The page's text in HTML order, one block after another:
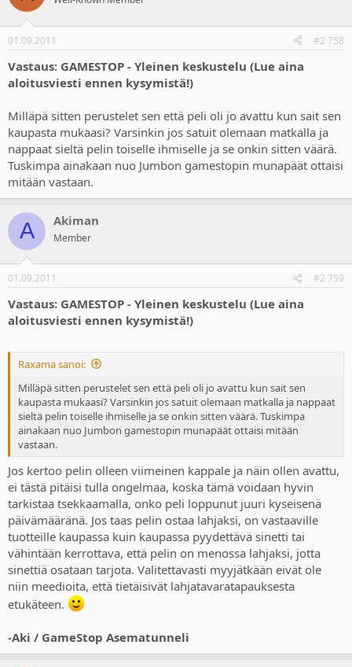
01.09.2011 #2 758
Vastaus: GAMESTOP - Yleinen keskustelu (Lue aina
aloitusviesti ennen kysymistä!)
Milläpä sitten perustelet sen että peli oli jo avattu kun sait sen
kaupasta mukaasi? Varsinkin jos satuit olemaan matkalla ja
nappaat sieltä pelin toiselle ihmiselle ja se onkin sitten väärä.
Tuskimpa ainakaan nuo Jumbon gamestopin munapäät ottaisi
mitään vastaan.
A Akiman
Member
01.09.2011 #2 759
Vastaus: GAMESTOP - Yleinen keskustelu (Lue aina
aloitusviesti ennen kysymistä!)
Raxama sanoi:
Milläpä sitten perustelet sen että peli oli jo avattu kun sait sen
kaupasta mukaasi? Varsinkin jos satuit olemaan matkalla ja nappaat
sieltä pelin toiselle ihmiselle ja se onkin sitten väärä. Tuskimpa
ainakaan nuo Jumbon gamestopin munapäät ottaisi mitään
vastaan.
Jos kertoo pelin olleen viimeinen kappale ja näin ollen avattu,
ei tästä pitäisi tulla ongelmaa, koska tämä voidaan hyvin
tarkistaa tsekkaamalla, onko peli loppunut juuri kyseisenä
päivämääränä. Jos taas pelin ostaa lahjaksi, on vastaaville
tuotteille kaupassa kuin kaupassa pyydettävä sinetti tai
vähintään kerrottava, että pelin on menossa lahjaksi, jotta
sinettiä osataan tarjota. Valitettavasti myyjätkään eivät ole
niin meedioita, että tietäisivät lahjatavaratapauksesta
etukäteen.
-Aki / GameStop Asematunneli